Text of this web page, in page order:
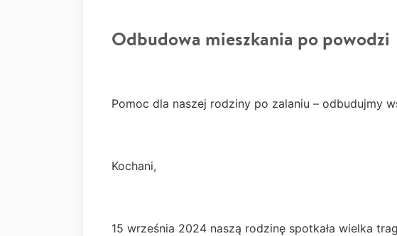
Odbudowa mieszkania po powodzi
Pomoc dla naszej rodziny po zalaniu – odbudujmy
Kochani,
15 września 2024 naszą rodzinę spotkała wielka